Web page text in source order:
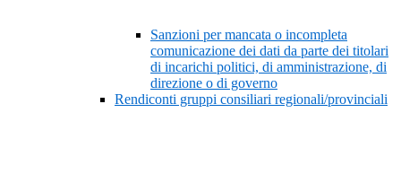
Sanzioni per mancata o incompleta
comunicazione dei dati da parte dei titolari
di incarichi politici, di amministrazione, di
direzione o di governo
Rendiconti gruppi consiliari regionali/provinciali